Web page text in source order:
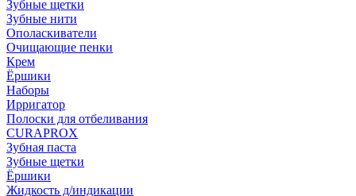
Зубные щетки
Зубные нити
Ополаскиватели
Очищающие пенки
Крем
Ёршики
Наборы
Ирригатор
Полоски для отбеливания
CURAPROX
Зубная паста
Зубные щетки
Ёршики
Жидкость д/индикации